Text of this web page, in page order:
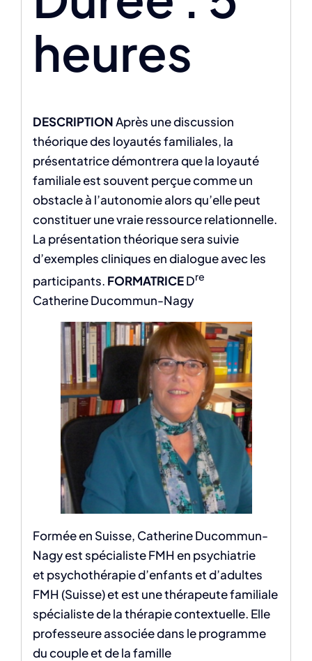
heures
DESCRIPTIONAprès une discussion
théorique des loyautés familiales, la
présentatrice démontrera que la loyauté
familiale est souvent perçue comme un
obstacle à l’autonomie alors qu’elle peut
constituer une vraie ressource relationnelle.
La présentation théorique sera suivie
d’exemples cliniques en dialogue avec les
participants. FORMATRICEDre
Catherine Ducommun-Nagy
​Formée en Suisse, Catherine Ducommun-
Nagy est spécialiste FMH en psychiatrie
et psychothérapie d’enfants et d’adultes
FMH (Suisse) et est une thérapeute familiale
spécialiste de la thérapie contextuelle. Elle
professeure associée dans le programme
du couple et de la famille